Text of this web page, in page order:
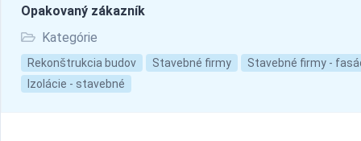
Opakovaný zákazník
Kategórie
Rekonštrukcia budov Stavebné firmy
Stavebné firmy -
Izolácie - stavebné